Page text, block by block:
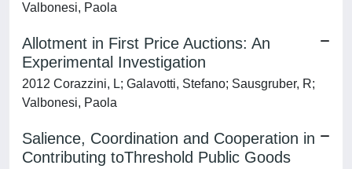
Valbonesi, Paola
Allotment in First Price Auctions: An
Experimental Investigation
2012 Corazzini, L; Galavotti, Stefano; Sausgruber, R;
Valbonesi, Paola
Salience, Coordination and Cooperation in
Contributing toThreshold Public Goods